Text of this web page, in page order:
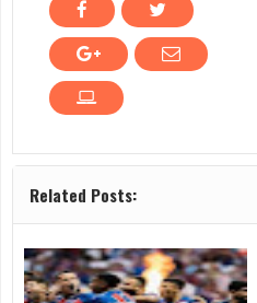
Related Posts: